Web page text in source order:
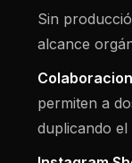
Sin
alcance
permiten a
duplicando